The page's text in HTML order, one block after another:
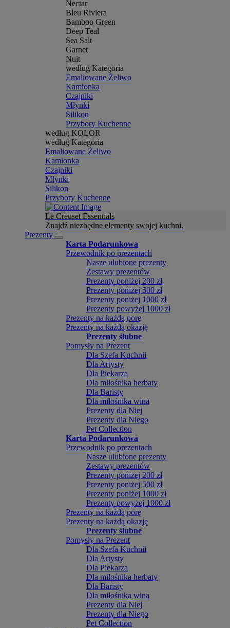
Nectar
Bleu Riviera
Bamboo Green
Deep Teal
Sea Salt
Garnet
Nuit
według Kategoria
Emaliowane Żeliwo
Kamionka
Czajniki
Młynki
Silikon
Przybory Kuchenne
według KOLOR
według Kategoria
Emaliowane Żeliwo
Kamionka
Czajniki
Młynki
Silikon
Przybory Kuchenne
Le Creuset Essentials
Znajdź niezbędne elementy swojej kuchni.
Prezenty
Karta Podarunkowa
Przewodnik po prezentach
Nasze ulubione prezenty
Zestawy prezentów
Prezenty poniżej 200 zł
Prezenty poniżej 500 zł
Prezenty poniżej 1000 zł
Prezenty powyżej 1000 zł
Prezenty na każdą porę
Prezenty na każdą okazję
Prezenty ślubne
Pomysły na Prezent
Dla Szefa Kuchnii
Dla Artysty
Dla Piekarza
Dla miłośnika herbaty
Dla Baristy
Dla miłośnika wina
Prezenty dla Niej
Prezenty dla Niego
Pet Collection
Karta Podarunkowa
Przewodnik po prezentach
Nasze ulubione prezenty
Zestawy prezentów
Prezenty poniżej 200 zł
Prezenty poniżej 500 zł
Prezenty poniżej 1000 zł
Prezenty powyżej 1000 zł
Prezenty na każdą porę
Prezenty na każdą okazję
Prezenty ślubne
Pomysły na Prezent
Dla Szefa Kuchnii
Dla Artysty
Dla Piekarza
Dla miłośnika herbaty
Dla Baristy
Dla miłośnika wina
Prezenty dla Niej
Prezenty dla Niego
Pet Collection